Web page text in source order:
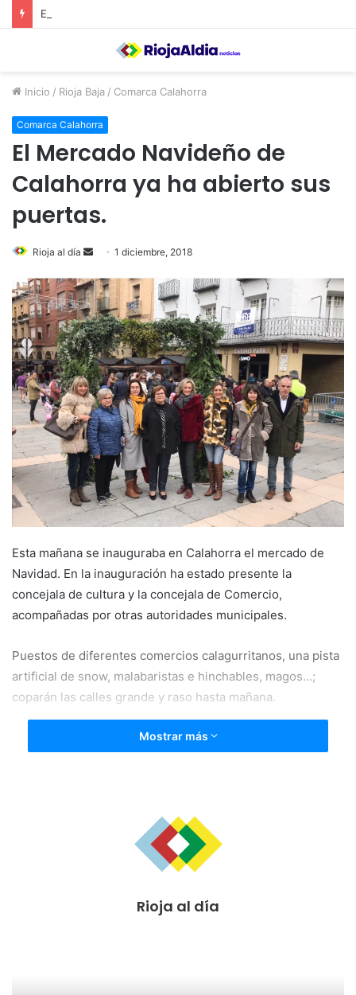
Inicio / Rioja Baja / Comarca Calahorra
Comarca Calahorra
El Mercado Navideño de
Calahorra ya ha abierto sus
puertas.
Rioja al día
n
d
a
n
e
m
a
i
l
1 diciembre, 2018
Esta mañana se inauguraba en Calahorra el mercado de
Navidad. En la inauguración ha estado presente la
concejala de cultura y la concejala de Comercio,
acompañadas por otras autoridades municipales.
Puestos de diferentes comercios calagurritanos, una pista
artificial de snow, malabaristas e hinchables, magos…;
coparán las calles grande y raso hasta mañana.
Mostrar más
Rioja al día